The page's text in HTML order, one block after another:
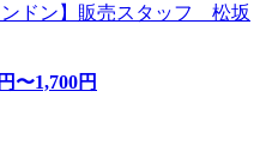
ンドン】販売スタッフ 松坂
円〜1,700円